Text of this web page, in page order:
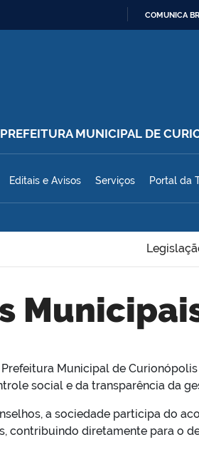
COMUNICA BR
MUNICIPAL DE
Editais e Avisos Serviços Portal da
Municipal de
social e da transparência da
a sociedade participa do
contribuindo diretamente para o